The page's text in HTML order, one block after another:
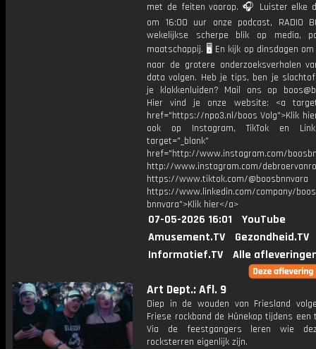
met de feiten voorop. 🎧 Luister elke
om 16:00 uur onze podcast, RADIO
wekelijkse scherpe blik op media,
maatschappij. 🖥️ En kijk op dinsdagen
naar de grotere onderzoeksverhalen
data volgen. Heb je tips, ben je
je klokkenluiden? Mail ons op
Hier vind je onze website: <a
href="https://npo3.nl/boos Volg">Klik
ook op Instagram, TikTok en
target="_blank"
href="http://www.instagram.com/
http://www.instagram.com/
https://www.tiktok.com/@boosbnnvara
https://www.linkedin.com/company/
bnnvara">Klik hier</a>
07-05-2026 16:01
YouTube
Amusement.TV
Gezondheid.TV
Informatief.TV
Alle
Art Dept.: Afl. 9
Diep in de wouden van Friesland
Friese rockband de Hûnekop tijdens
Via de feestgangers leren wie
rocksterren eigenlijk zijn.